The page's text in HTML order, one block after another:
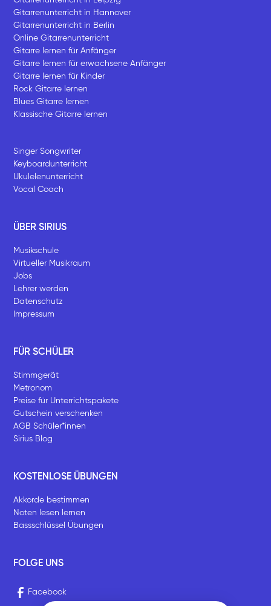
Gitarrenunterricht in Hannover
Gitarrenunterricht in Berlin
Online Gitarrenunterricht
Gitarre lernen für Anfänger
Gitarre lernen für erwachsene Anfänger
Gitarre lernen für Kinder
Rock Gitarre lernen
Blues Gitarre lernen
Klassische Gitarre lernen
Singer Songwriter
Keyboardunterricht
Ukulelenunterricht
Vocal Coach
ÜBER SIRIUS
Musikschule
Virtueller Musikraum
Jobs
Lehrer werden
Datenschutz
Impressum
FÜR SCHÜLER
Stimmgerät
Metronom
Preise für Unterrichtspakete
Gutschein verschenken
AGB Schüler*innen
Sirius Blog
KOSTENLOSE ÜBUNGEN
Akkorde bestimmen
Noten lesen lernen
Bassschlüssel Übungen
FOLGE UNS
Facebook